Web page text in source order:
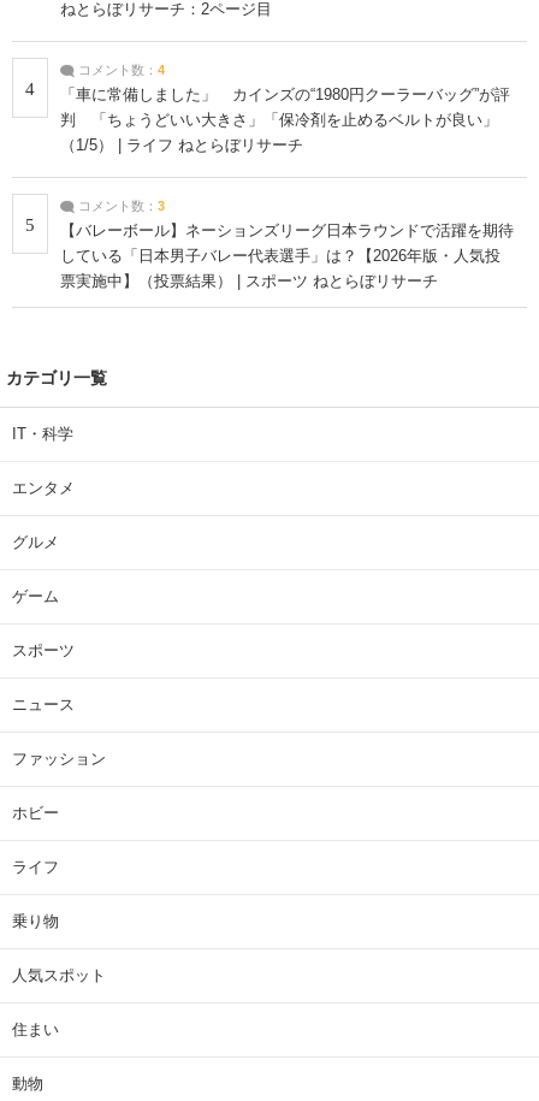
ねとらぼリサーチ：2ページ目
4
コメント数： 4
「車に常備しました」 カインズの“1980円クーラーバッグ”が評
判 「ちょうどいい大きさ」「保冷剤を止めるベルトが良い」
（1/5） | ライフ ねとらぼリサーチ
5
コメント数： 3
【バレーボール】ネーションズリーグ日本ラウンドで活躍を期待
している「日本男子バレー代表選手」は？【2026年版・人気投
票実施中】（投票結果） | スポーツ ねとらぼリサーチ
カテゴリ一覧
IT・科学
エンタメ
グルメ
ゲーム
スポーツ
ニュース
ファッション
ホビー
ライフ
乗り物
人気スポット
住まい
動物